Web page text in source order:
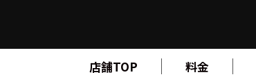
店舗TOP 料金
FIND A GYM 店舗検索